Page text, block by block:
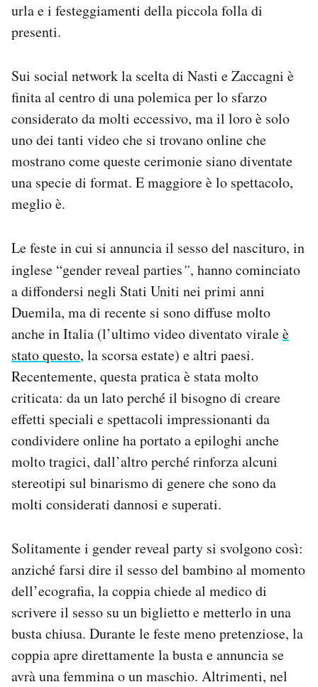
urla e i festeggiamenti della piccola folla di
presenti.
Sui social network la scelta di Nasti e Zaccagni è
finita al centro di una polemica per lo sfarzo
considerato da molti eccessivo, ma il loro è solo
uno dei tanti video che si trovano online che
mostrano come queste cerimonie siano diventate
una specie di format. E maggiore è lo spettacolo,
meglio è.
Le feste in cui si annuncia il sesso del nascituro, in
inglese “gender reveal parties”, hanno cominciato
a diffondersi negli Stati Uniti nei primi anni
Duemila, ma di recente si sono diffuse molto
anche in Italia (l’ultimo video diventato viraleè
stato questo, la scorsa estate) e altri paesi.
Recentemente, questa pratica è stata molto
criticata: da un lato perché il bisogno di creare
effetti speciali e spettacoli impressionanti da
condividere online ha portato a epiloghi anche
molto tragici, dall’altro perché rinforza alcuni
stereotipi sul binarismo di genere che sono da
molti considerati dannosi e superati.
Solitamente i gender reveal party si svolgono così:
anziché farsi dire il sesso del bambino al momento
dell’ecografia, la coppia chiede al medico di
scrivere il sesso su un biglietto e metterlo in una
busta chiusa. Durante le feste meno pretenziose, la
coppia apre direttamente la busta e annuncia se
avrà una femmina o un maschio. Altrimenti, nel